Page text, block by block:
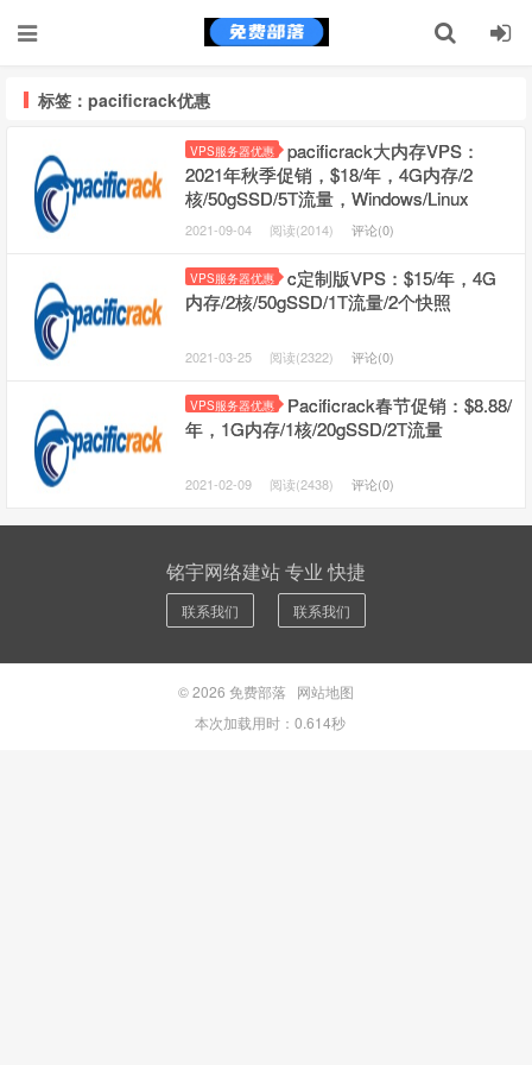
标签：pacificrack优惠
VPS服务器优惠
pacificrack大内存VPS：
2021年秋季促销，$18/年，4G内存/2
核/50gSSD/5T流量，Windows/Linux
2021-09-04 阅读(2014) 评论(0)
VPS服务器优惠
c定制版VPS：$15/年，4G
内存/2核/50gSSD/1T流量/2个快照
2021-03-25 阅读(2322) 评论(0)
VPS服务器优惠
Pacificrack春节促销：$8.88/
年，1G内存/1核/20gSSD/2T流量
2021-02-09 阅读(2438) 评论(0)
铭宇网络建站 专业 快捷
联系我们 联系我们
© 2026 免费部落
网站地图
本次加载用时：0.614秒